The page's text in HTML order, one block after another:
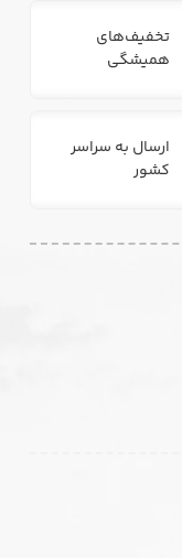
تخفیف‌های
همیشگی
ارسال به سراسر
کشور